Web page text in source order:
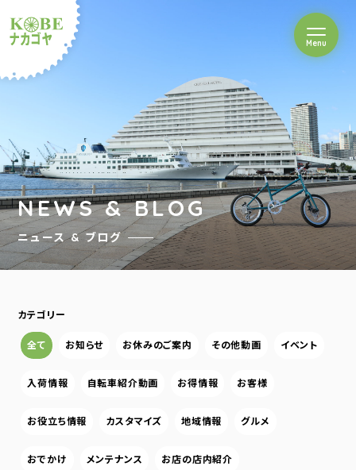
ルショップナカゴヤ
Menuを開閉
NEWS & BLOG
ニュース & ブログ
カテゴリー
全て お知らせ お休みのご案内 その他動画 イベント
入荷情報 自転車紹介動画 お得情報 お客様
お役立ち情報 カスタマイズ 地域情報 グルメ
おでかけ メンテナンス お店の店内紹介